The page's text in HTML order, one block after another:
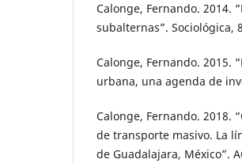
Calonge, Fernando. 2014.
subalternas”. Sociológica,
Calonge, Fernando. 2015.
urbana, una agenda de
Calonge, Fernando. 2018.
de transporte masivo. La
de Guadalajara, México”.